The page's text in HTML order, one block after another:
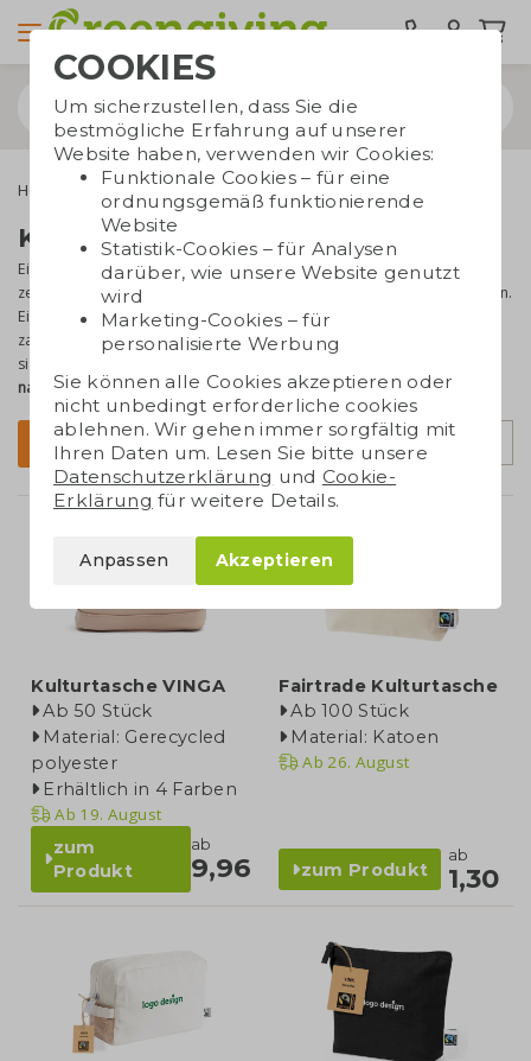
Home & Living Kosmetiktaschen
Kulturtasche bedrucken
Ein Kulturbeutel ist auf Reisen und unterwegs unverzichtbar. Er ist
zeitlos,
praktisch und ideal, um Ihr Unternehmen sichtbar zu machen.
Eine
bedruckte Kosmetiktaschewird an vielen Orten und von
zahlreichen Menschen gesehen. Unsere ökologischen Kulturbeutel
sind stilvoll und haben eine natürliche Ausstrahlung – perfekt als
nachhaltiges Werbegeschenk.
Filter Sortierung
Kulturtasche VINGA
Ab 50 Stück
Material: Gerecycled
polyester
Erhältlich in 4 Farben
Ab 19. August
zum
Produkt
ab
9,96
Fairtrade Kulturtasche
Ab 100 Stück
Material: Katoen
Ab 26. August
zum Produkt
ab
1,30
COOKIES
Um sicherzustellen, dass Sie die
bestmögliche Erfahrung auf unserer
Website haben, verwenden wir Cookies:
Funktionale Cookies – für eine
ordnungsgemäß funktionierende
Website
Statistik-Cookies – für Analysen
darüber, wie unsere Website genutzt
wird
Marketing-Cookies – für
personalisierte Werbung
Sie können alle Cookies akzeptieren oder
nicht unbedingt erforderliche cookies
ablehnen. Wir gehen immer sorgfältig mit
Ihren Daten um. Lesen Sie bitte unsere
Datenschutzerklärung und Cookie-
Erklärung für weitere Details.
Anpassen Akzeptieren